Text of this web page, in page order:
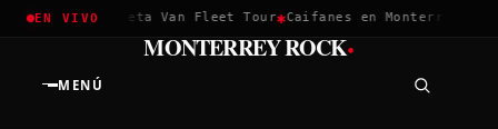
EN VIVO
2026 ✱Greta Van Fleet Tour✱Caifanes en Monterrey · 12
MENÚ
MONTERREY ROCK·